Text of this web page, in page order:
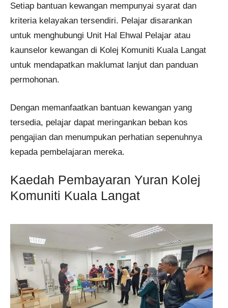
Setiap bantuan kewangan mempunyai syarat dan
kriteria kelayakan tersendiri. Pelajar disarankan
untuk menghubungi Unit Hal Ehwal Pelajar atau
kaunselor kewangan di Kolej Komuniti Kuala Langat
untuk mendapatkan maklumat lanjut dan panduan
permohonan.​
Dengan memanfaatkan bantuan kewangan yang
tersedia, pelajar dapat meringankan beban kos
pengajian dan menumpukan perhatian sepenuhnya
kepada pembelajaran mereka.​
Kaedah Pembayaran Yuran Kolej
Komuniti Kuala Langat